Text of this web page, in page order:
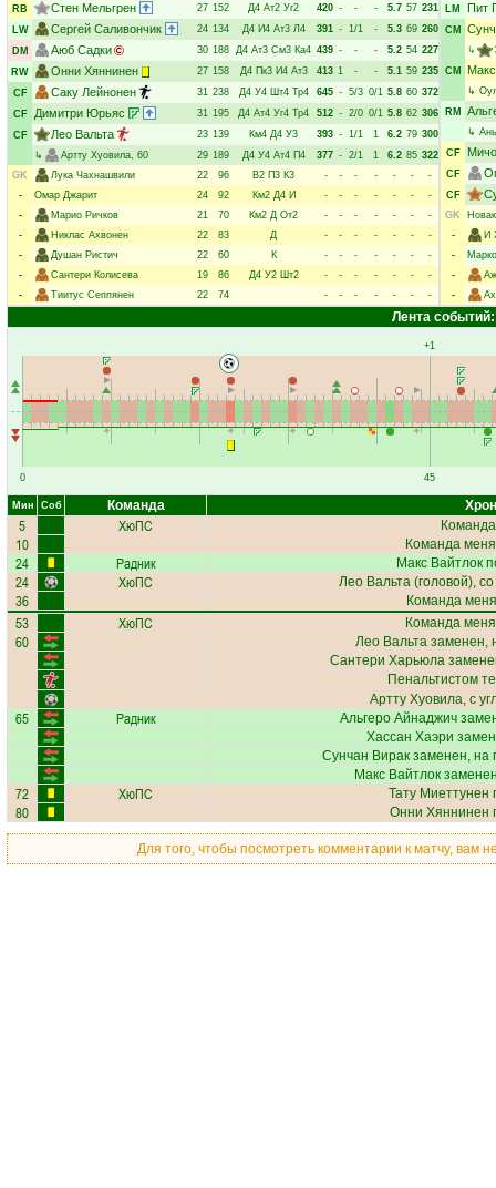
RB
Стен Мельгрен 27 152 Д4 Ат2 Уг2 420 - - - 5.7 57 231
LW
Сергей Саливончик 24 134 Д4 И4 Ат3 Л4 391 - 1/1 - 5.3 69 260
DM
Аюб Садки 30 188 Д4 Ат3 См3 Ка4 439 - - - 5.2 54 227
RW
Онни Хяннинен 27 158 Д4 Пк3 И4 Ат3 413 1 - - 5.1 59 235
CF
Саку Лейнонен 31 238 Д4 У4 Шт4 Тр4 645 - 5/3 0/1 5.8 60 372
CF
Димитри Юрьяс 31 195 Д4 Ат4 Уг4 Тр4 512 - 2/0 0/1 5.8 62 306
CF
Лео Вальта 23 139 Км4 Д4 У3 393 - 1/1 1 6.2 79 300
↳
Артту Хуовила, 60 29 189 Д4 У4 Ат4 П4 377 - 2/1 1 6.2 85 322
GK
Лука Чахнашвили 22 96 В2 П3 К3 - - - - - -
-
-
Омар Джарит 24 92 Км2 Д4 И - - - - - -
-
-
Марио Ричков 21 70 Км2 Д От2 - - - - - -
-
-
Никлас Ахвонен 22 83 Д - - - - - -
-
-
Душан Ристич 22 60 К - - - - - -
-
-
Сантери Колисева 19 86 Д4 У2 Шт2 - - - - - -
-
-
Тиитус Сеппянен 22 74 - - - - - - -
LM
Пит
CM
↳
CM
↳
RM
↳
CF
CF
CF
GK
-
И
-
-
-
Лента событий:
0
+1
45
Мин Соб Команда
5 ХюПС
10 Команда
24 Радник Макс Вайтлок
24 ХюПС Лео Вальта(головой),
36 Команда
53 ХюПС Команда
60 Лео Вальтазаменен,
Сантери Харьюла
Пенальтистом
Артту Хуовила, с
65 Радник Альгеро Айнаджич
Хассан Хаэри
Сунчан Виракзаменен, на
Макс Вайтлок
72 ХюПС Тату Миеттунен
80 Онни Хяннинен
Для того, чтобы посмотреть комментарии к матчу, вам